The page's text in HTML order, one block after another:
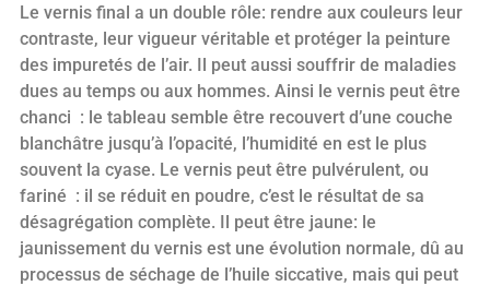
Le vernis final a un double rôle: rendre aux couleurs leur
contraste, leur vigueur véritable et protéger la peinture
des impuretés de l’air. Il peut aussi souffrir de maladies
dues au temps ou aux hommes. Ainsi le vernis peut être
chanci : le tableau semble être recouvert d’une couche
blanchâtre jusqu’à l’opacité, l’humidité en est le plus
souvent la cyase. Le vernis peut être pulvérulent, ou
fariné : il se réduit en poudre, c’est le résultat de sa
désagrégation complète. Il peut être jaune: le
jaunissement du vernis est une évolution normale, dû au
processus de séchage de l’huile siccative, mais qui peut